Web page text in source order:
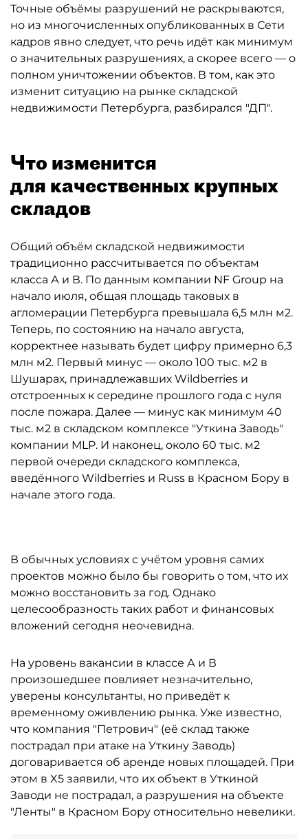
Точные объёмы разрушений не раскрываются,
но из многочисленных опубликованных в Сети
кадров явно следует, что речь идёт как минимум
о значительных разрушениях, а скорее всего — о
полном уничтожении объектов. В том, как это
изменит ситуацию на рынке складской
недвижимости Петербурга, разбирался "ДП".
Что изменится
для качественных крупных
складов
Общий объём складской недвижимости
традиционно рассчитывается по объектам
класса А и В. По данным компании NF Group на
начало июля, общая площадь таковых в
агломерации Петербурга превышала 6,5 млн м2.
Теперь, по состоянию на начало августа,
корректнее называть будет цифру примерно 6,3
млн м2. Первый минус — около 100 тыс. м2 в
Шушарах, принадлежавших Wildberries и
отстроенных к середине прошлого года с нуля
после пожара. Далее — минус как минимум 40
тыс. м2 в складском комплексе "Уткина Заводь"
компании MLP. И наконец, около 60 тыс. м2
первой очереди складского комплекса,
введённого Wildberries и Russ в Красном Бору в
начале этого года.
В обычных условиях с учётом уровня самих
проектов можно было бы говорить о том, что их
можно восстановить за год. Однако
целесообразность таких работ и финансовых
вложений сегодня неочевидна.
На уровень вакансии в классе А и В
произошедшее повлияет незначительно,
уверены консультанты, но приведёт к
временному оживлению рынка. Уже известно,
что компания "Петрович" (её склад также
пострадал при атаке на Уткину Заводь)
договаривается об аренде новых площадей. При
этом в X5 заявили, что их объект в Уткиной
Заводи не пострадал, а разрушения на объекте
"Ленты" в Красном Бору относительно невелики.